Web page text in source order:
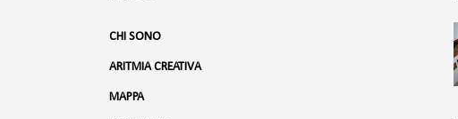
CHI SONO
ARITMIA CREATIVA
MAPPA